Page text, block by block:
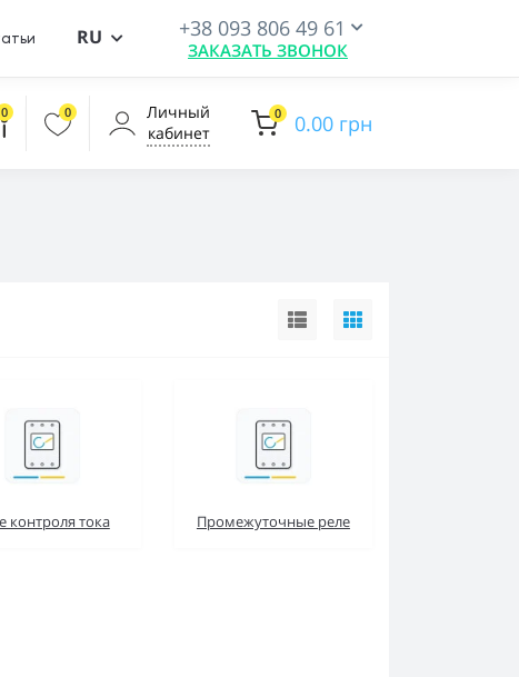
RU +38 093 806 49 61
ЗАКАЗАТЬ ЗВОНОК
0 0
Личный
кабинет
0 0.00 грн
контроля тока Промежуточные реле